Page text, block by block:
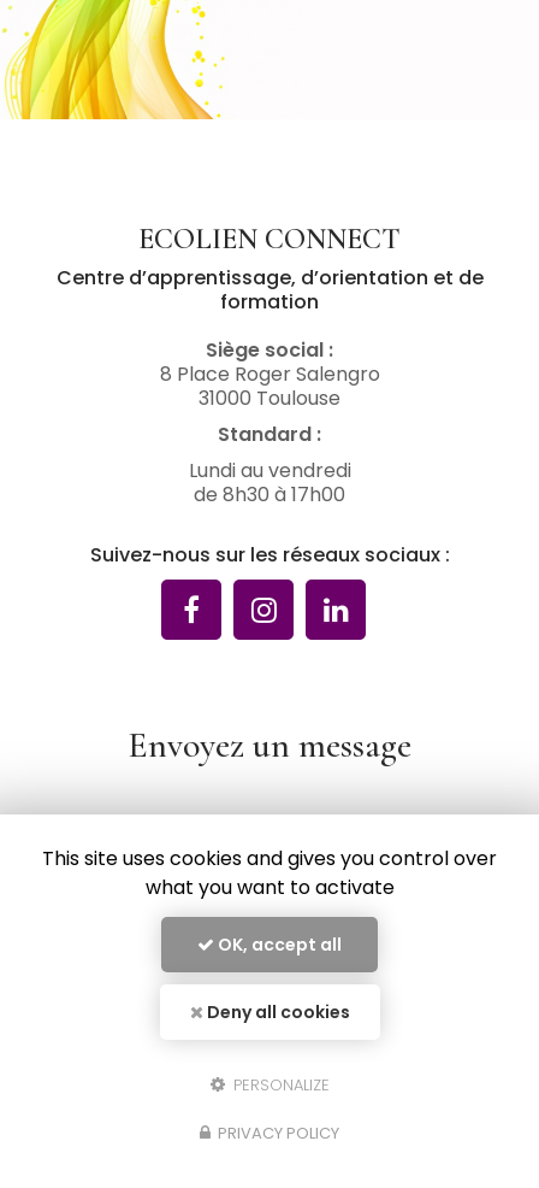
ECOLIEN CONNECT
Centre d’apprentissage, d’orientation et de
formation
Siège social :
8 Place Roger Salengro
31000 Toulouse
Standard :
Lundi au vendredi
de 8h30 à 17h00
Suivez-nous sur les réseaux sociaux :
Envoyez un message
En savoir +
Marsan
ECOLIEN CONNECT, centre d’apprentissage, d’orientation et
- Plan du site-Liens utiles
Demande de Devis
This site uses cookies and gives you control over
what you want to activate
OK, accept all
Deny all cookies
PERSONALIZE
PRIVACY POLICY